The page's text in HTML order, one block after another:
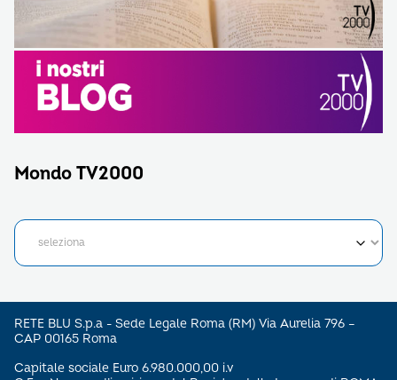
Mondo TV2000
RETE BLU S.p.a - Sede Legale Roma (RM) Via Aurelia 796 –
CAP 00165 Roma
Capitale sociale Euro 6.980.000,00 i.v